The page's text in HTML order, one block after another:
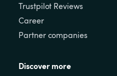
Trustpilot Reviews
Career
Partner companies
Discover more